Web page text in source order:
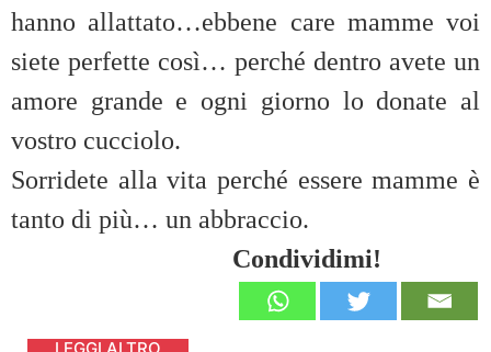
hanno allattato…ebbene care mamme voi
siete perfette così… perché dentro avete un
amore grande e ogni giorno lo donate al
vostro cucciolo.
Sorridete alla vita perché essere mamme è
tanto di più… un abbraccio.
Condividimi!
LEGGI ALTRO